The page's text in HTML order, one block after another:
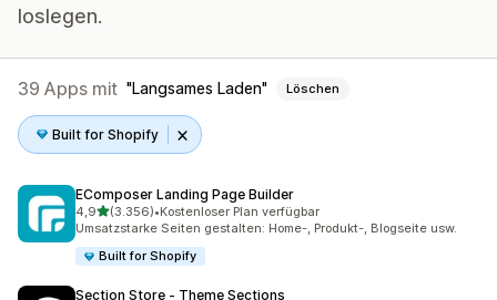
loslegen.
39 Apps mit Langsames Laden Löschen
Built for Shopify
EComposer Landing Page Builder
4,9von 5 Sternen
(3.356)
3356 Rezensionen insgesamt
•Kostenloser Plan verfügbar
Umsatzstarke Seiten gestalten: Home-, Produkt-, Blogseite usw.
Built for Shopify
Section Store ‑ Theme Sections